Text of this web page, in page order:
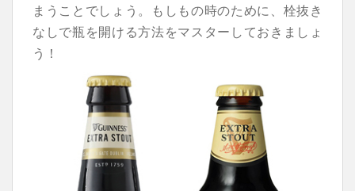
まうことでしょう。もしもの時のために、栓抜き
なしで瓶を開ける方法をマスターしておきましょ
う！